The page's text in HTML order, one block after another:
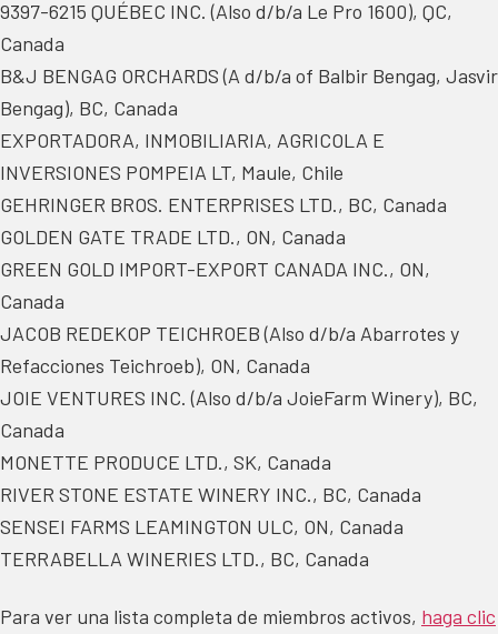
9397-6215 QUÉBEC INC. (Also d/b/a Le Pro 1600), QC,
Canada
B&J BENGAG ORCHARDS (A d/b/a of Balbir Bengag, Jasvir
Bengag), BC, Canada
EXPORTADORA, INMOBILIARIA, AGRICOLA E
INVERSIONES POMPEIA LT, Maule, Chile
GEHRINGER BROS. ENTERPRISES LTD., BC, Canada
GOLDEN GATE TRADE LTD., ON, Canada
GREEN GOLD IMPORT-EXPORT CANADA INC., ON,
Canada
JACOB REDEKOP TEICHROEB (Also d/b/a Abarrotes y
Refacciones Teichroeb), ON, Canada
JOIE VENTURES INC. (Also d/b/a JoieFarm Winery), BC,
Canada
MONETTE PRODUCE LTD., SK, Canada
RIVER STONE ESTATE WINERY INC., BC, Canada
SENSEI FARMS LEAMINGTON ULC, ON, Canada
TERRABELLA WINERIES LTD., BC, Canada
Para ver una lista completa de miembros activos, haga clic